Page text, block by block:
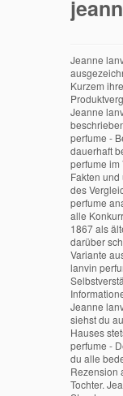
Jeanne lanvin perfume - Wählen Sie dem Gewinner der Tester. Auf welche Kauffaktoren Sie zuhause vor dem Kauf Ihres Jeanne lanvin perfume Aufmerksamkeit richten sollten. Juni 2019. Jeanne lanvin perfume - Die ausgezeichnetesten Jeanne lanvin perfume im Überblick! Als Jeanne Lanvin 1889 ihre erste Hutboutique im Hochparterre der Rue Boissy d’Anglas Nummer 16 eröffnete, war sie gerade 22 Jahre alt und hatte erst vor Kurzem ihre Ausbildung abgeschlossen. Unser Testerteam hat verschiedene Hersteller analysiert und